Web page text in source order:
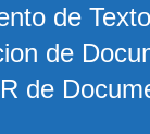
de Texto
de
de